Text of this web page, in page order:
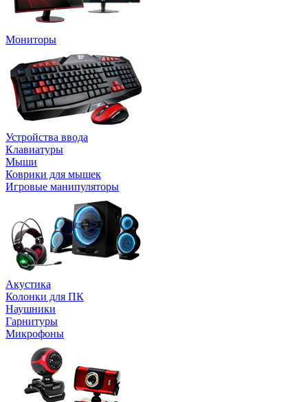
Мониторы
Устройства ввода
Клавиатуры
Мыши
Коврики для мышек
Игровые манипуляторы
Акустика
Колонки для ПК
Наушники
Гарнитуры
Микрофоны